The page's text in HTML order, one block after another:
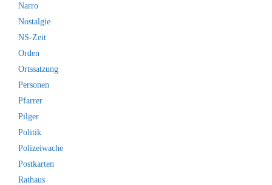
Narro
Nostalgie
NS-Zeit
Orden
Ortssatzung
Personen
Pfarrer
Pilger
Politik
Polizeiwache
Postkarten
Rathaus